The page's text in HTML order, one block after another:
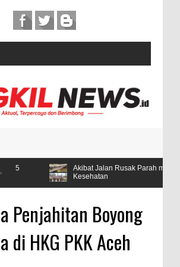
Akibat Jalan Rusak Parah masyarakat desa
Kesehatan
Penjahitan Boyong
di HKG PKK Aceh